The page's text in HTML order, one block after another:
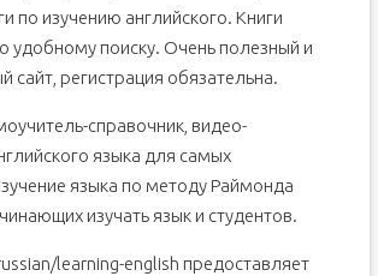
по изучению английского. Книги
удобному поиску. Очень полезный и
сайт, регистрация обязательна.
справочник, видео-
языка для самых
языка по методу Раймонда
изучать язык и студентов.
learning-english предоставляет